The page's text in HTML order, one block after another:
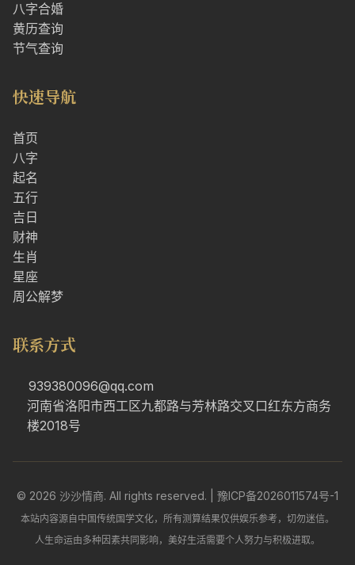
八字合婚
黄历查询
节气查询
快速导航
首页
八字
起名
五行
吉日
财神
生肖
星座
周公解梦
联系方式
939380096@qq.com
河南省洛阳市西工区九都路与芳林路交叉口红东方商务
楼2018号
© 2026 沙沙情商. All rights reserved. | 豫ICP备2026011574号-1
本站内容源自中国传统国学文化，所有测算结果仅供娱乐参考，切勿迷信。
人生命运由多种因素共同影响，美好生活需要个人努力与积极进取。